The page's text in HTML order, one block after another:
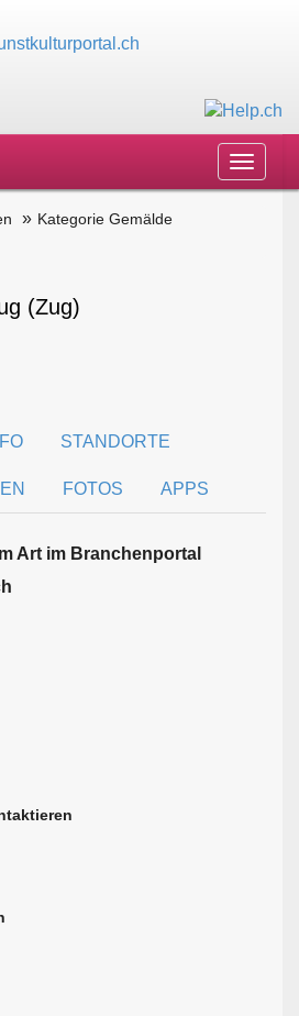
Toggle
Kategorie Gemälde
(Zug)
STANDORTE
FOTOS APPS
Art im Branchen­portal